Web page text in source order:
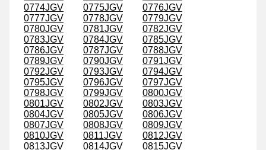
0774JGV
0775JGV
0776JGV
0777JGV
0778JGV
0779JGV
0780JGV
0781JGV
0782JGV
0783JGV
0784JGV
0785JGV
0786JGV
0787JGV
0788JGV
0789JGV
0790JGV
0791JGV
0792JGV
0793JGV
0794JGV
0795JGV
0796JGV
0797JGV
0798JGV
0799JGV
0800JGV
0801JGV
0802JGV
0803JGV
0804JGV
0805JGV
0806JGV
0807JGV
0808JGV
0809JGV
0810JGV
0811JGV
0812JGV
0813JGV
0814JGV
0815JGV